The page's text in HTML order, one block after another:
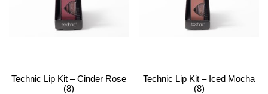
Technic Lip Kit – Cinder Rose
(8)
Technic Lip Kit – Iced Mocha
(8)